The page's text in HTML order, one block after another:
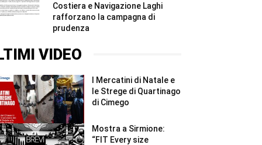
Costiera e Navigazione Laghi
rafforzano la campagna di
prudenza
VIDEO
I Mercatini di Natale e
le Strege di Quartinago
di Cimego
Mostra a Sirmione:
“FIT Every size